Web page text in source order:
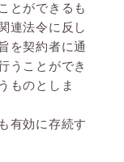
とができるも
連法令に反し
を契約者に通
うことができ
ものとしま
有効に存続す